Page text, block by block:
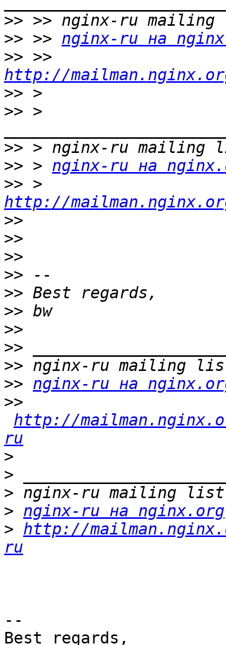
>>
>> >> nginx-ru на
>>
http://
>>
>> >
>>
>> > nginx-ru на
>>
http://
>>
>>
>>
>>
>>
>>
>>
>>
>>
>> nginx-ru на
>>
http://
ru
>
>
>
> nginx-ru на nginx.org
> http://
ru
--
Best regards,